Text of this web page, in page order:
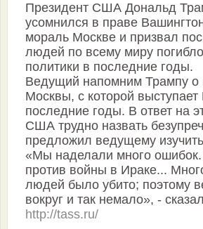
Президент США Дональд
усомнился в праве
мораль Москве и призвал
людей по всему миру
политики в последние годы.
Ведущий напомним Трампу о
Москвы, с которой
последние годы. В ответ на
США трудно назвать
предложил ведущему
«Мы наделали много
против войны в Ираке...
людей было убито; поэтому
вокруг и так немало», -
http://tass.ru/